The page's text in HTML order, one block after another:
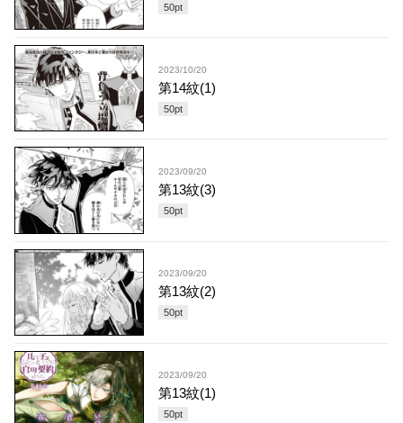
50pt
2023/10/20
第14紋(1)
50pt
2023/09/20
第13紋(3)
50pt
2023/09/20
第13紋(2)
50pt
2023/09/20
第13紋(1)
50pt